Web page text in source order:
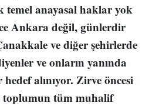
temel anayasal haklar yok
Ankara değil, günlerdir
ve diğer şehirlerde
ve onların yanında
alınıyor. Zirve öncesi
toplumun tüm muhalif